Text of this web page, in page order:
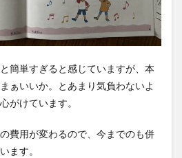
簡単すぎると感じていますが、本
ぁいいか。とあまり気負わないよ
がけています。
費用が変わるので、今までのも併
ます。